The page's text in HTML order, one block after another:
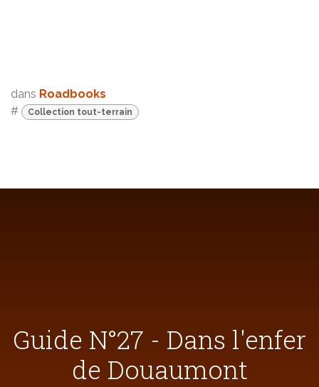
dans Roadbooks
#
Collection tout-terrain
Guide N°27 - Dans l'enfer
de Douaumont